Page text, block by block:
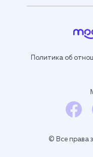
Политика об
© Все права